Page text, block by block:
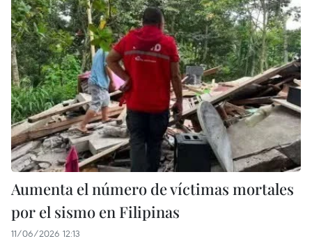
Aumenta el número de víctimas mortales
por el sismo en Filipinas
11/06/2026 12:13